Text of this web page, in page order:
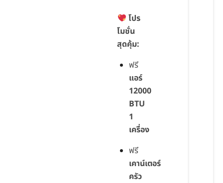
โปร
โมชั่น
สุดคุ้ม:
ฟรี
แอร์
12000
BTU
1
เครื่อง
ฟรี
เคาน์เตอร์
ครัว